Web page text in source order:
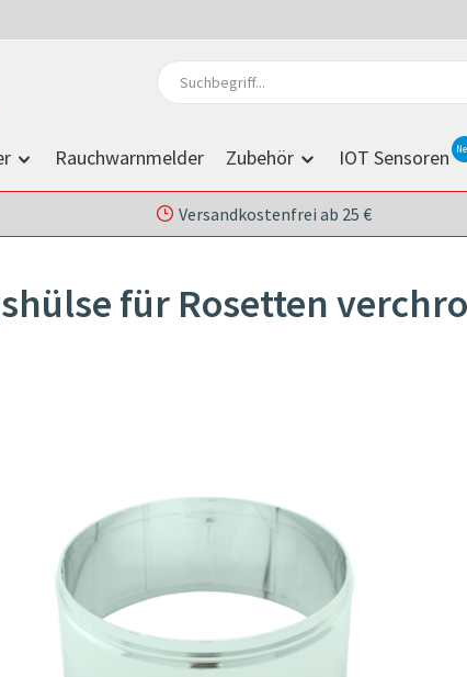
Rauchwarnmelder Zubehör IOT Sensoren
Versandkostenfrei ab 25 €
für Rosetten